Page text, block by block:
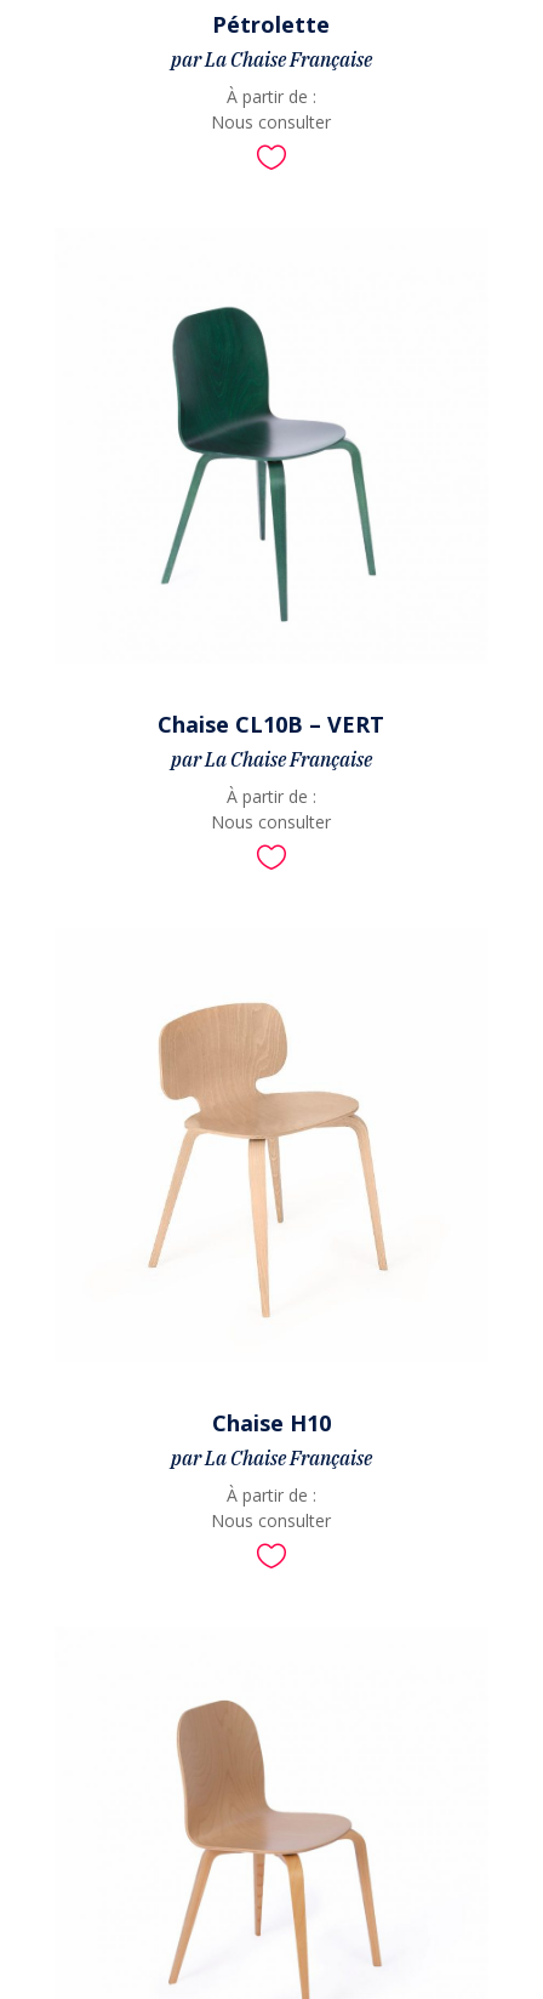
Pétrolette
par La Chaise Française
À partir de :
Nous consulter

Chaise CL10B – VERT
par La Chaise Française
À partir de :
Nous consulter

Chaise H10
par La Chaise Française
À partir de :
Nous consulter
